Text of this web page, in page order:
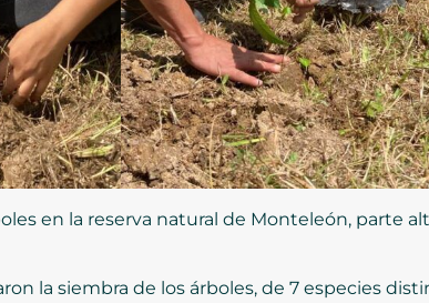
en la reserva natural de Monteleón, parte
la siembra de los árboles, de 7 especies